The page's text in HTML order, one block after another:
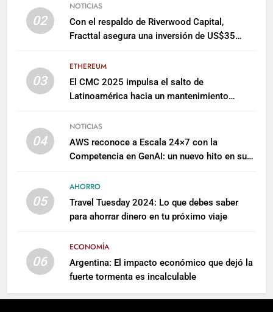
02
NOTICIAS
Con el respaldo de Riverwood Capital,
Fracttal asegura una inversión de US$35
03
ETHEREUM
El CMC 2025 impulsa el salto de
Latinoamérica hacia un mantenimiento
04
NOTICIAS
AWS reconoce a Escala 24×7 con la
Competencia en GenAI: un nuevo hito en su
05
AHORRO
Travel Tuesday 2024: Lo que debes saber
para ahorrar dinero en tu próximo viaje
06
ECONOMÍA
Argentina: El impacto económico que dejó la
fuerte tormenta es incalculable